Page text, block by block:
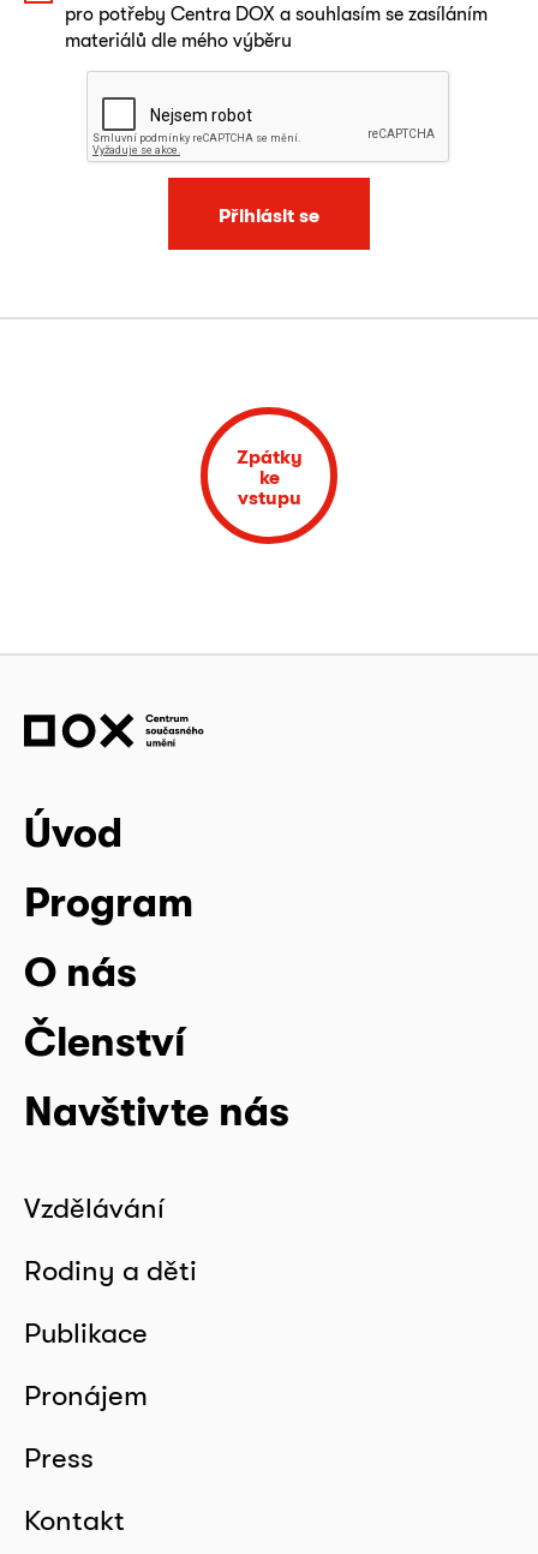
pro potřeby Centra DOX a souhlasím se zasíláním
materiálů dle mého výběru
Přihlásit se
Zpátky
ke
vstupu
Úvod
Program
O nás
Členství
Navštivte nás
Vzdělávání
Rodiny a děti
Publikace
Pronájem
Press
Kontakt